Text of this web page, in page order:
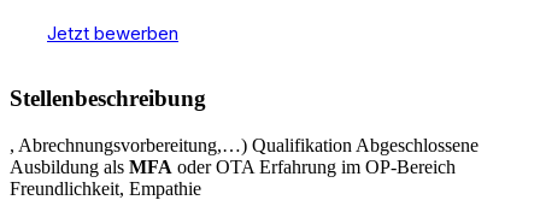
Jetzt bewerben
Stellenbeschreibung
, Abrechnungsvorbereitung,…) Qualifikation Abgeschlossene
Ausbildung als MFA oder OTA Erfahrung im OP-Bereich
Freundlichkeit, Empathie